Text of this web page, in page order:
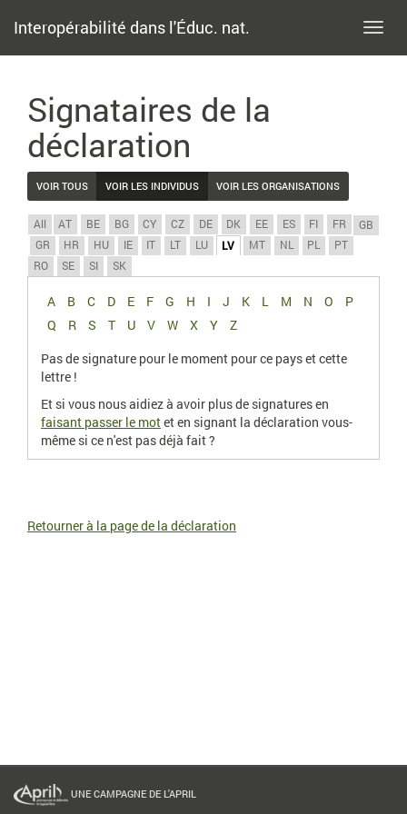
Interopérabilité dans l'Éduc. nat.
Signataires de la
déclaration
VOIR TOUS VOIR LES INDIVIDUS VOIR LES ORGANISATIONS
All AT BE BG CY CZ DE DK EE ES FI FR
GB
GR
HR HU IE IT LT LU LV MT NL PL
PT
RO
SE SI SK
A B C D E F G H I J K L M N O
P
Q
R S T U V W X Y
Z
Pas de signature pour le moment pour ce pays et cette
lettre !
Et si vous nous aidiez à avoir plus de signatures en
faisant passer le motet en signant la déclaration vous-
même si ce n'est pas déjà fait ?
Retourner à la page de la déclaration
UNE CAMPAGNE DE L'APRIL